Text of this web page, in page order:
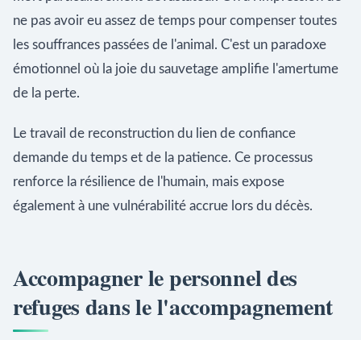
ne pas avoir eu assez de temps pour compenser toutes
les souffrances passées de l'animal. C'est un paradoxe
émotionnel où la joie du sauvetage amplifie l'amertume
de la perte.
Le travail de reconstruction du lien de confiance
demande du temps et de la patience. Ce processus
renforce la résilience de l'humain, mais expose
également à une vulnérabilité accrue lors du décès.
Accompagner le personnel des
refuges dans le l'accompagnement